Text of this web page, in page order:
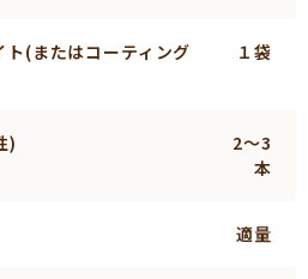
(またはコーティング
１袋
)
2～3
本
適量